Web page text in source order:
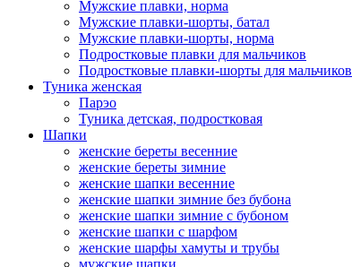
Мужские плавки, норма
Мужские плавки-шорты, батал
Мужские плавки-шорты, норма
Подростковые плавки для мальчиков
Подростковые плавки-шорты для мальчиков
Туникa женская
Парэо
Туника детская, подростковая
Шапки
женские береты весенние
женские береты зимние
женские шапки весенние
женские шапки зимние без бубона
женские шапки зимние с бубоном
женские шапки с шарфом
женские шарфы хамуты и трубы